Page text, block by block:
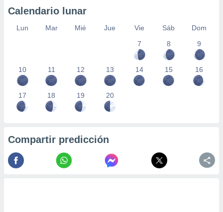
Calendario lunar
Lun Mar Mié Jue Vie Sáb
Dom
7
8 9
10 11 12 13 14 15 16
17 18 19 20
Compartir predicción